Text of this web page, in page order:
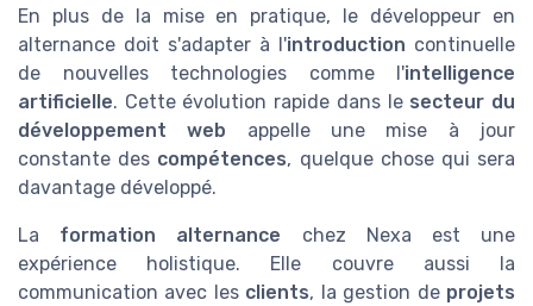
En plus de la mise en pratique, le développeur en
alternance doit s'adapter à l'introduction continuelle
de nouvelles technologies comme l'intelligence
artificielle. Cette évolution rapide dans le secteur du
développement web appelle une mise à jour
constante des compétences, quelque chose qui sera
davantage développé.
La formation alternance chez Nexa est une
expérience holistique. Elle couvre aussi la
communication avec les clients, la gestion de projets